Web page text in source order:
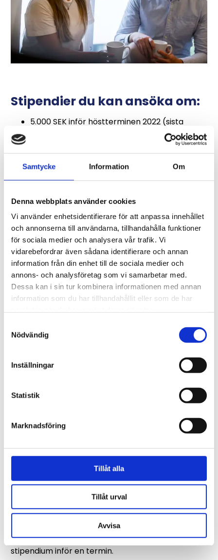
Samtycke Information Om
Denna webbplats använder cookies
Vi använder enhetsidentifierare för att anpassa innehållet
och annonserna till användarna, tillhandahålla funktioner
för sociala medier och analysera vår trafik. Vi
vidarebefordrar även sådana identifierare och annan
information från din enhet till de sociala medier och
annons- och analysföretag som vi samarbetar med.
Dessa kan i sin tur kombinera informationen med annan
information som du har tillhandahållit eller som de har
Nödvändig
Inställningar
Statistik
Marknadsföring
Tillåt alla
Tillåt urval
Avvisa
Stipendier du kan ansöka om:
5.000 SEK inför höstterminen 2022 (sista
5.000 SEK inför vårterminen 2023 (sista
ansökningsdag 01-01-2023)
5.000 SEK införhöstterminen 2023 (sista
ansökningsdag 01-01-2024)
Krav för att ansöka om
stipendium hos Morebanker
Vara minst 18 år
Vara student och svensk medborgare
Ska påbörja studier på heltid på svensk
För- och efternamn
En presentation om dig själv
En förklaring på varför du önskar att motta
Morebanker’s stipendium
Bifoga ett registreringsbevis på att du ska
Fyll i din ansökan i formuläret nedanför. Var
stipendium inför en termin.